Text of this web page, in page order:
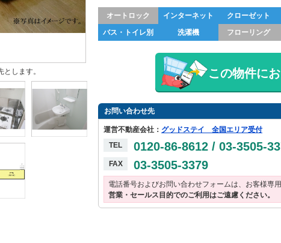
します。
オートロック インターネット
クローゼット
バス・トイレ別
洗濯機 フローリング
この物件に
お問い合わせ先
運営不動産会社： グッドステイ 全国エリア受付
TEL
0120-86-8612 / 03-3505-
FAX 03-3505-3379
電話番号およびお問い合わせフォームは、お客様専
営業・セールス目的でのご利用はご遠慮ください。